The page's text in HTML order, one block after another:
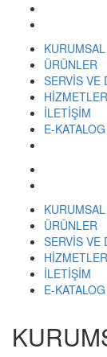
KURUMSAL
ÜRÜNLER
SERVİS VE
HİZMETLER
İLETİŞİM
E-KATALOG
KURUMSAL
ÜRÜNLER
SERVİS VE
HİZMETLER
İLETİŞİM
E-KATALOG